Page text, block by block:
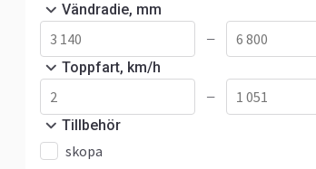
Vändradie, mm
—
Toppfart, km/h
—
Tillbehör
skopa